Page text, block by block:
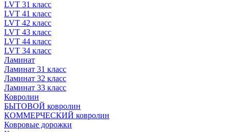
LVT 31 класс
LVT 41 класс
LVT 42 класс
LVT 43 класс
LVT 44 класс
LVT 34 класс
Ламинат
Ламинат 31 класс
Ламинат 32 класс
Ламинат 33 класс
Ковролин
БЫТОВОЙ ковролин
КОММЕРЧЕСКИЙ ковролин
Ковровые дорожки